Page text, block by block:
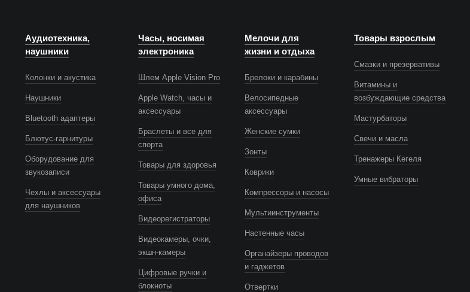
Аудиотехника,
наушники
Колонки и акустика
Наушники
Bluetooth адаптеры
Блютус-гарнитуры
Оборудование для
звукозаписи
Чехлы и аксессуары
для наушников
Часы, носимая
электроника
Шлем Apple Vision Pro
Apple Watch, часы и
аксессуары
Браслеты и все для
спорта
Товары для здоровья
Товары умного дома,
офиса
Видеорегистраторы
Видеокамеры, очки,
экшн-камеры
Цифровые ручки и
блокноты
Мелочи для
жизни и отдыха
Брелоки и карабины
Велосипедные
аксессуары
Женские сумки
Зонты
Коврики
Компрессоры и насосы
Мультиинструменты
Настенные часы
Органайзеры проводов
и гаджетов
Отвертки
Товары взрослым
Смазки и презервативы
Витамины и
возбуждающие средства
Мастурбаторы
Свечи и масла
Тренажеры Кегеля
Умные вибраторы